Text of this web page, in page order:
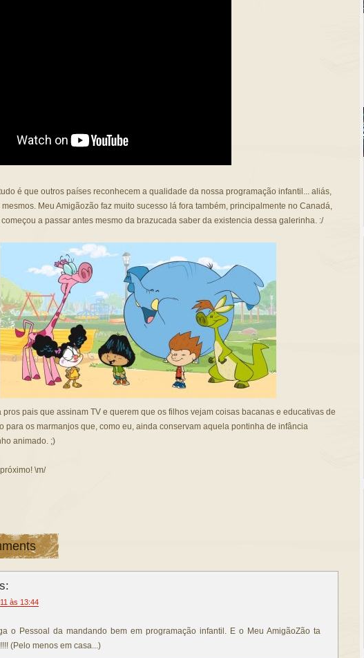
é que outros países reconhecem a qualidade da nossa programação infantil... aliás,
Meu Amigãozão faz muito sucesso lá fora também, principalmente no Canadá,
a passar antes mesmo da brazucada saber da existencia dessa galerinha. :/
pros pais que assinam TV e querem que os filhos vejam coisas bacanas e educativas de
para os marmanjos que, como eu, ainda conservam aquela pontinha de infância
animado. ;)
\m/
às 13:44
o Pessoal da mandando bem em programação infantil. E o Meu AmigãoZão ta
(Pelo menos em casa...)